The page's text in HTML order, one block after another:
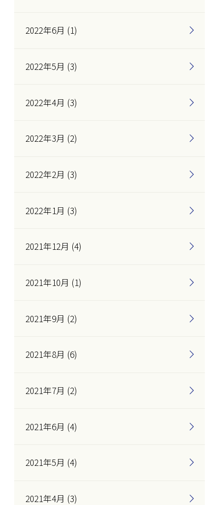
2022年6月 (1)
2022年5月 (3)
2022年4月 (3)
2022年3月 (2)
2022年2月 (3)
2022年1月 (3)
2021年12月 (4)
2021年10月 (1)
2021年9月 (2)
2021年8月 (6)
2021年7月 (2)
2021年6月 (4)
2021年5月 (4)
2021年4月 (3)